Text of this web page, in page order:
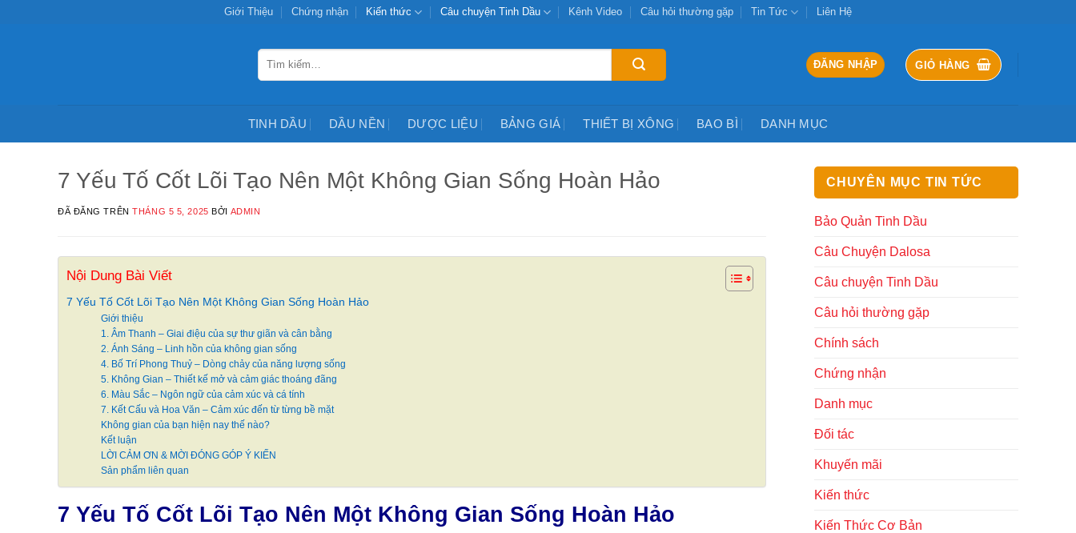
Giới Thiệu Chứng nhận Kiến thức Câu chuyện Tinh Dầu Kênh Video Câu hỏi thường gặp Tin Tức Liên Hệ
Tìm
kiếm:
ĐĂNG NHẬP GIỎ HÀNG
TINH DẦU DẦU NỀN DƯỢC LIỆU BẢNG GIÁ THIẾT BỊ XÔNG BAO BÌ DANH MỤC
7 Yếu Tố Cốt Lõi Tạo Nên Một Không Gian Sống Hoàn Hảo
ĐÃ ĐĂNG TRÊNTHÁNG 5 5, 2025 BỞI ADMIN
Nội Dung Bài Viết
7 Yếu Tố Cốt Lõi Tạo Nên Một Không Gian Sống Hoàn Hảo
Giới thiệu
1. Âm Thanh – Giai điệu của sự thư giãn và cân bằng
2. Ánh Sáng – Linh hồn của không gian sống
4. Bố Trí Phong Thuỷ – Dòng chảy của năng lượng sống
5. Không Gian – Thiết kế mở và cảm giác thoáng đãng
6. Màu Sắc – Ngôn ngữ của cảm xúc và cá tính
7. Kết Cấu và Hoa Văn – Cảm xúc đến từ từng bề mặt
Không gian của bạn hiện nay thế nào?
Kết luận
LỜI CẢM ƠN & MỜI ĐÓNG GÓP Ý KIẾN
Sản phẩm liên quan
7 Yếu Tố Cốt Lõi Tạo Nên Một Không Gian Sống Hoàn Hảo
CHUYÊN MỤC TIN TỨC
Bảo Quản Tinh Dầu
Câu Chuyện Dalosa
Câu chuyện Tinh Dầu
Câu hỏi thường gặp
Chính sách
Chứng nhận
Danh mục
Đối tác
Khuyến mãi
Kiến thức
Kiến Thức Cơ Bản